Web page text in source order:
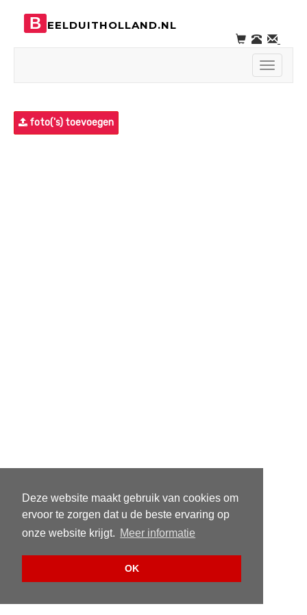
Deze website maakt gebruik van cookies om
ervoor te zorgen dat u de beste ervaring op
onze website krijgt. Meer informatie
OK
B EELDUITHOLLAND.NL
Toggle
foto('s) toevoegen